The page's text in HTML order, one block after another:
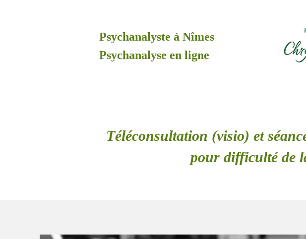
Psychanalyste à Nîmes
Psychanalyse en ligne
Téléconsultation (visio) et
pour difficulté de